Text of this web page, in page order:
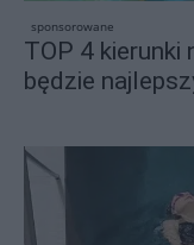
sponsorowane
TOP 4 kierunki
będzie